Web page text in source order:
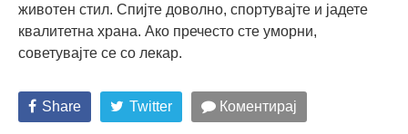
животен стил. Спијте доволно, спортувајте и јадете
квалитетна храна. Ако пречесто сте уморни,
советувајте се со лекар.
Share Twitter Коментирај